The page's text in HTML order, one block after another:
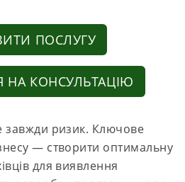
ПОСЛУГУ
НА КОНСУЛЬТАЦІЮ
завжди ризик. Ключове
— створити оптимальну
для виявлення